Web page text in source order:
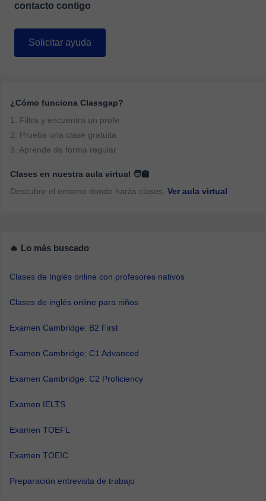
contacto contigo
Solicitar ayuda
¿Cómo funciona Classgap?
1. Filtra y encuentra un profe
2. Prueba una clase gratuita
3. Aprende de forma regular
Clases en nuestra aula virtual 🧑‍🏫
Descubre el entorno donde harás clases. Ver aula virtual
🔥 Lo más buscado
Clases de Inglés online con profesores nativos
Clases de inglés online para niños
Examen Cambridge: B2 First
Examen Cambridge: C1 Advanced
Examen Cambridge: C2 Proficiency
Examen IELTS
Examen TOEFL
Examen TOEIC
Preparación entrevista de trabajo